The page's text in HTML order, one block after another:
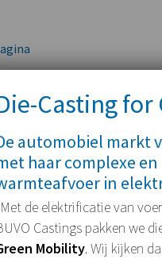
Casting
automobiel markt
haar complexe
in
de elektrificatie van
Castings pakken we
Mobility. Wij kijken